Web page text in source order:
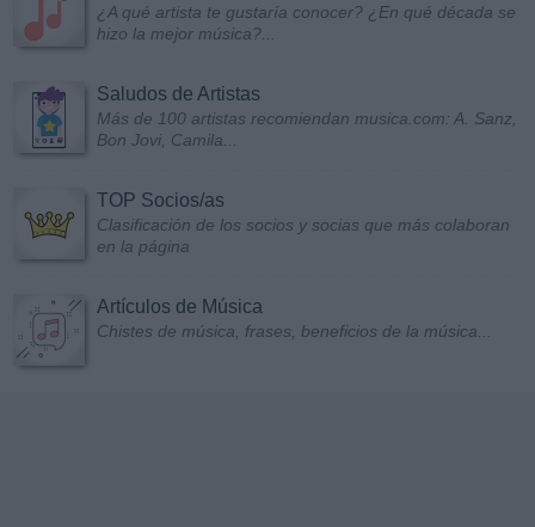
¿A qué artista te gustaría conocer? ¿En qué década se
hizo la mejor música?...
Saludos de Artistas
Más de 100 artistas recomiendan musica.com: A. Sanz,
Bon Jovi, Camila...
TOP Socios/as
Clasificación de los socios y socias que más colaboran
en la página
Artículos de Música
Chistes de música, frases, beneficios de la música...